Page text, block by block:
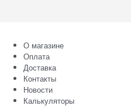
О магазине
Оплата
Доставка
Контакты
Новости
Калькуляторы